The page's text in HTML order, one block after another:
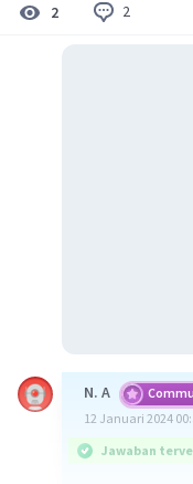
2 2
N. A
12 Januari 2024
Jawaban